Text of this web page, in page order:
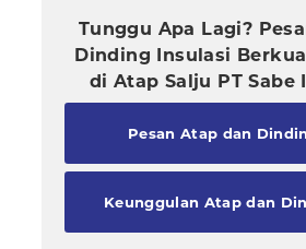
Tunggu Apa Lagi?
Dinding Insulasi
di Atap Salju PT Sabe
Pesan Atap dan
Keunggulan Atap dan